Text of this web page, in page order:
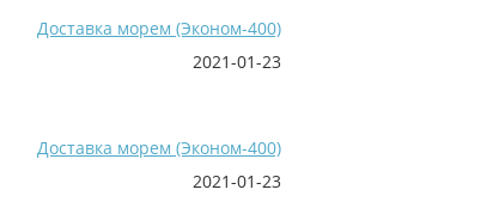
Доставка морем (Эконом-400)
2021-01-23
Доставка морем (Эконом-400)
2021-01-23